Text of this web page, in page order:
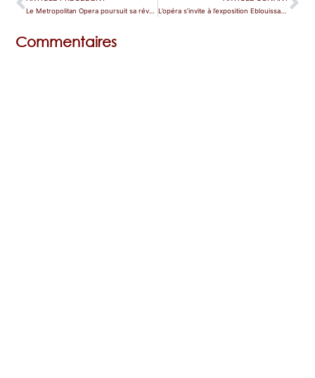
L’opéra s’invite à l’exposition Eblouissante Venise à Paris
Commentaires